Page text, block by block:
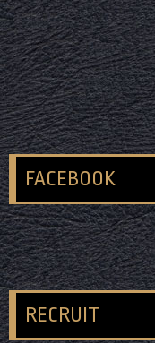
FACEBOOK
RECRUIT